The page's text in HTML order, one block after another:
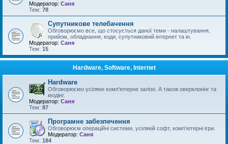
Модератор: Саня
Тем: 78
Супутникове телебачення
Обговорюємо все, що стосується даної теми - налаштування,
прийом, обладнання, коди, супутниковий інтернет та ін.
Модератор: Саня
Тем: 15
Hardware, Software, Internet
Hardware
Обговорюємо усіляке комп'ютерне залізо. А також оверклокінг та
модінг.
Модератор: Саня
Тем: 87
Програмне забезпечення
Обговорюєм операційні системи, усілякій софт, комп'ютерні ігри.
Модератор: Саня
Тем: 184